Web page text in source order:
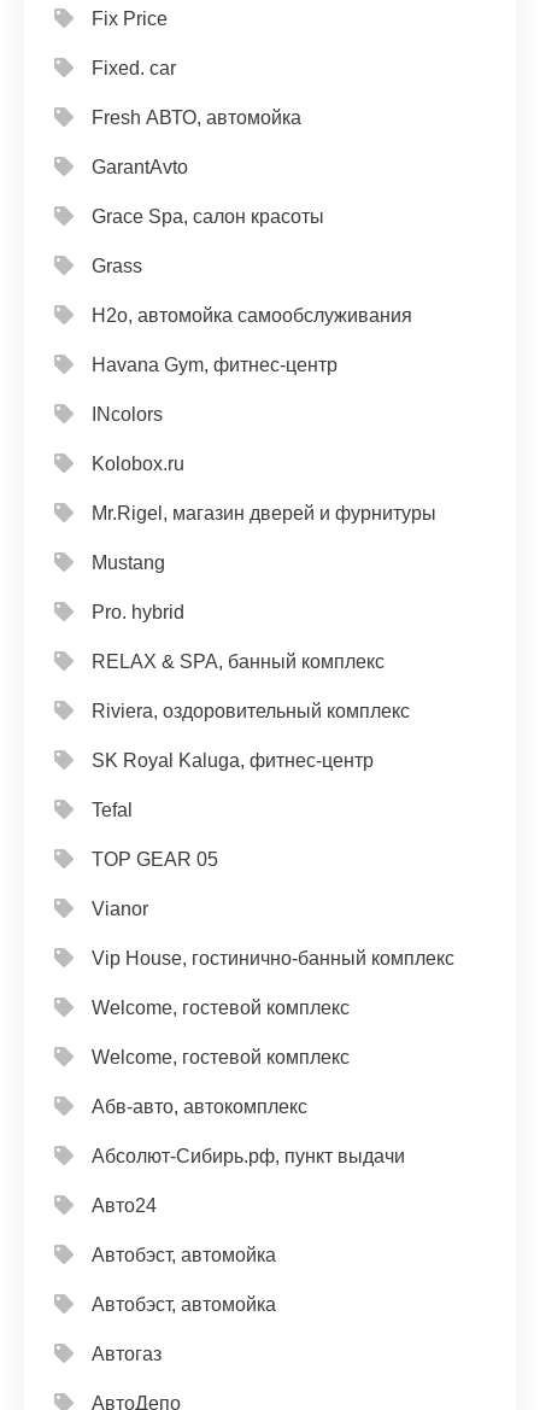
Fix Price
Fixed. car
Fresh АВТО, автомойка
GarantAvto
Grace Spa, салон красоты
Grass
H2o, автомойка самообслуживания
Havana Gym, фитнес-центр
INcolors
Kolobox.ru
Mr.Rigel, магазин дверей и фурнитуры
Mustang
Pro. hybrid
RELAX & SPA, банный комплекс
Riviera, оздоровительный комплекс
SK Royal Kaluga, фитнес-центр
Tefal
TOP GEAR 05
Vianor
Vip House, гостинично-банный комплекс
Welcome, гостевой комплекс
Welcome, гостевой комплекс
Абв-авто, автокомплекс
Абсолют-Сибирь.рф, пункт выдачи
Авто24
Автобэст, автомойка
Автобэст, автомойка
Автогаз
АвтоДепо